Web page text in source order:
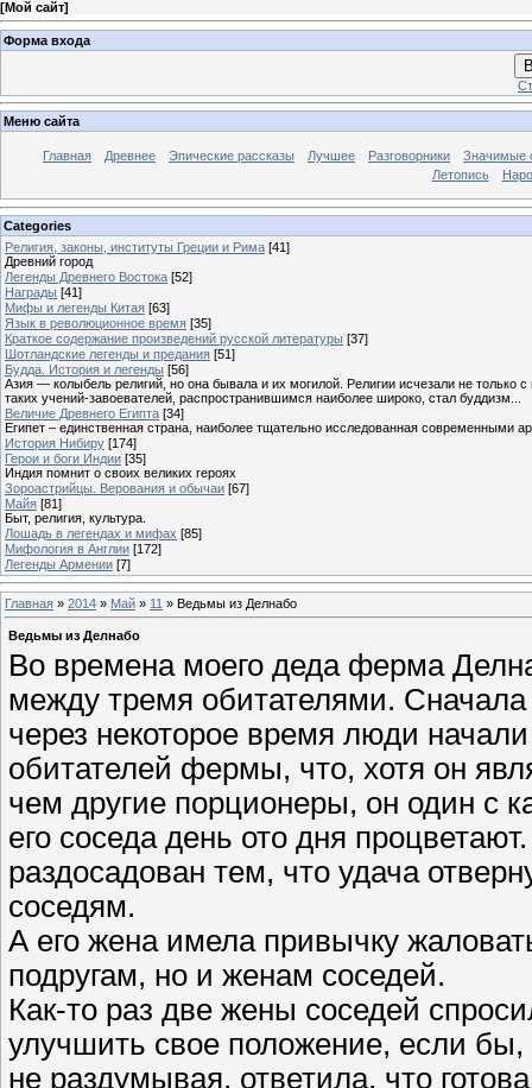
[Мой сайт]
Форма входа
Меню сайта
Главная Древнее Эпические рассказы Лучшее Разговорники
Значимые
Летопись
Categories
Религия, законы, институты Греции и Рима [41]
Древний город
Легенды Древнего Востока [52]
Награды [41]
Мифы и легенды Китая [63]
Язык в революционное время [35]
Краткое содержание произведений русской литературы [37]
Шотландские легенды и предания [51]
Будда. История и легенды [56]
Азия — колыбель религий, но она бывала и их могилой. Религии исчезали не
таких учений-завоевателей, распространившимся наиболее широко, стал буддизм...
Величие Древнего Египта [34]
Египет – единственная страна, наиболее тщательно исследованная современными
История Нибиру [174]
Герои и боги Индии [35]
Индия помнит о своих великих героях
Зороастрийцы. Верования и обычаи [67]
Майя [81]
Быт, религия, культура.
Лошадь в легендах и мифах [85]
Мифология в Англии [172]
Легенды Армении [7]
Главная » 2014 » Май » 11 » Ведьмы из Делнабо
Ведьмы из Делнабо
Во времена моего деда ферма
между тремя обитателями.
через некоторое время люди
обитателей фермы, что, хотя он
чем другие порционеры, он один с
его соседа день ото дня
раздосадован тем, что удача
соседям.
А его жена имела привычку
подругам, но и женам соседей.
Как-то раз две жены соседей
улучшить свое положение, если
не раздумывая, ответила, что